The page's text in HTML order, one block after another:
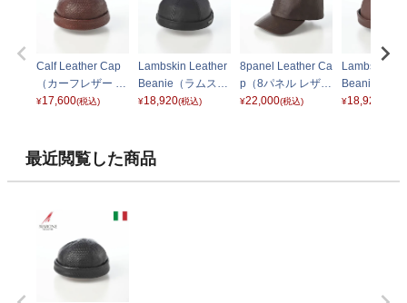
Calf Leather Cap
（カーフレザー キ
ャップ） BN148
¥17,600(税込)
Lambskin Leather
Beanie（ラムスキ
ンレザー ビーニ
¥18,920(税込)
8panel Leather Ca
p（8パネル レザー
キャップ） ブラウ
¥22,000(税込)
Lambskin
Beanie（ラ
ンレザー ビ
¥18,920
最近閲覧した商品